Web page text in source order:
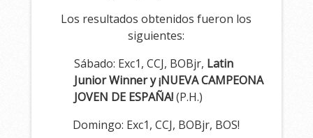
Los resultados obtenidos fueron los
siguientes:
Sábado: Exc1, CCJ, BOBjr, Latin
Junior Winner y ¡NUEVA CAMPEONA
JOVEN DE ESPAÑA!(P.H.)
Domingo: Exc1, CCJ, BOBjr, BOS!